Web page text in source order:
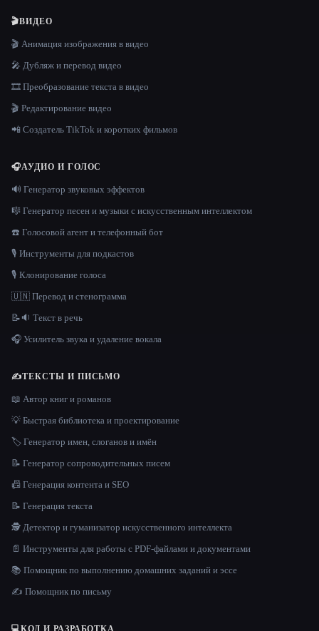
🎬ВИДЕО
🎬 Анимация изображения в видео
🎤 Дубляж и перевод видео
🎞️ Преобразование текста в видео
🎬 Редактирование видео
📲 Создатель TikTok и коротких фильмов
🎧АУДИО И ГОЛОС
🔊 Генератор звуковых эффектов
🎼 Генератор песен и музыки с искусственным интеллектом
☎️ Голосовой агент и телефонный бот
🎙️ Инструменты для подкастов
🎙️ Клонирование голоса
🇺🇳 Перевод и стенограмма
📝🔉 Текст в речь
🎧 Усилитель звука и удаление вокала
✍️ТЕКСТЫ И ПИСЬМО
📖 Автор книг и романов
💡 Быстрая библиотека и проектирование
🏷️ Генератор имен, слоганов и имён
📝 Генератор сопроводительных писем
📠 Генерация контента и SEO
📝 Генерация текста
🕵️ Детектор и гуманизатор искусственного интеллекта
📄 Инструменты для работы с PDF-файлами и документами
📚 Помощник по выполнению домашних заданий и эссе
✍️ Помощник по письму
💻КОД И РАЗРАБОТКА